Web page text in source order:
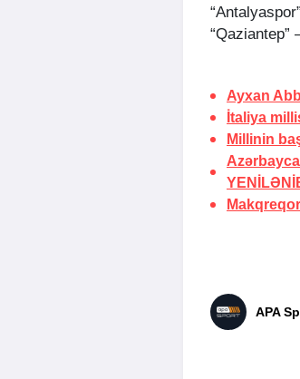
“Qaziantep”
Ayxan
İtaliya
Millinin
APA